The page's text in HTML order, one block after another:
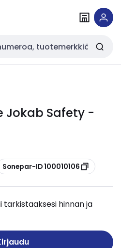
Jokab Safety -
Sonepar-ID 100010106
tarkistaaksesi hinnan ja